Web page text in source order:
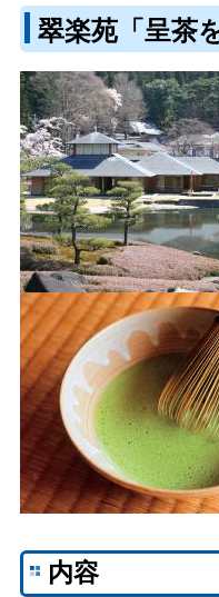
翠楽苑「呈茶
内容